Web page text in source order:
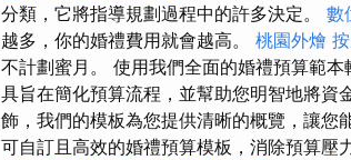
分類，它將指導規劃過程中的許多決定。 數
越多，你的婚禮費用就會越高。 桃園外燴
不計劃蜜月。 使用我們全面的婚禮預算範
具旨在簡化預算流程，並幫助您明智地將資
飾，我們的模板為您提供清晰的概覽，讓您
可自訂且高效的婚禮預算模板，消除預算壓